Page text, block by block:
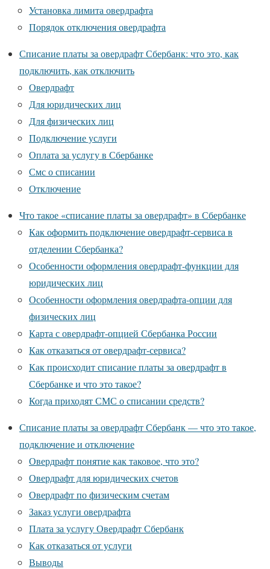
Установка лимита овердрафта
Порядок отключения овердрафта
Списание платы за овердрафт Сбербанк: что это, как
подключить, как отключить
Овердрафт
Для юридических лиц
Для физических лиц
Подключение услуги
Оплата за услугу в Сбербанке
Смс о списании
Отключение
Что такое «списание платы за овердрафт» в Сбербанке
Как оформить подключение овердрафт-сервиса в
отделении Сбербанка?
Особенности оформления овердрафт-функции для
юридических лиц
Особенности оформления овердрафта-опции для
физических лиц
Карта с овердрафт-опцией Сбербанка России
Как отказаться от овердрафт-сервиса?
Как происходит списание платы за овердрафт в
Сбербанке и что это такое?
Когда приходят СМС о списании средств?
Списание платы за овердрафт Сбербанк — что это такое,
подключение и отключение
Овердрафт понятие как таковое, что это?
Овердрафт для юридических счетов
Овердрафт по физическим счетам
Заказ услуги овердрафта
Плата за услугу Овердрафт Сбербанк
Как отказаться от услуги
Выводы